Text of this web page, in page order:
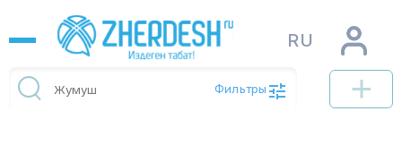
RU
Фильтры